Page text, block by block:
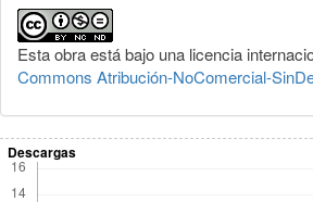
Esta obra está bajo una licencia
Commons Atribución-NoComercial-
Descargas